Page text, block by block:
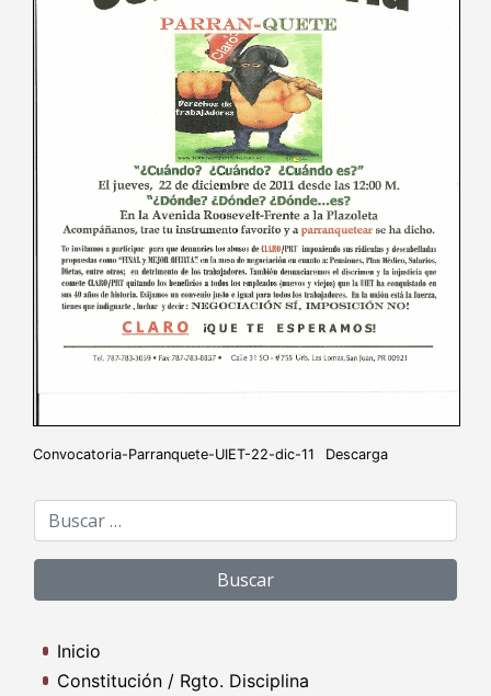
Convocatoria-Parranquete-UIET-22-dic-11 Descarga
Buscar:
Inicio
Constitución / Rgto. Disciplina